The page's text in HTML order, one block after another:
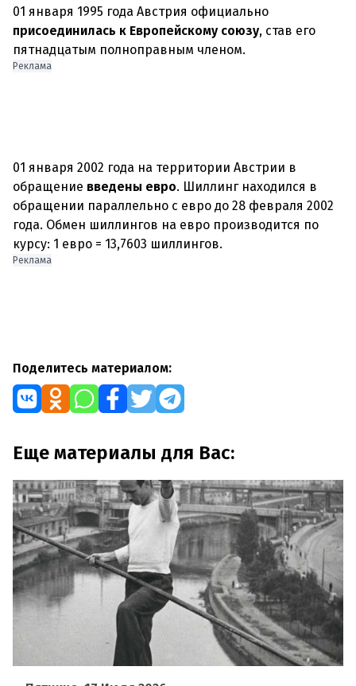
01 января 1995 года Австрия официально
присоединилась к Европейскому союзу, став его
пятнадцатым полноправным членом.
Реклама
01 января 2002 года на территории Австрии в
обращение введены евро. Шиллинг находился в
обращении параллельно с евро до 28 февраля 2002
года. Обмен шиллингов на евро производится по
Реклама
Поделитесь материалом:
Еще материалы для Вас: